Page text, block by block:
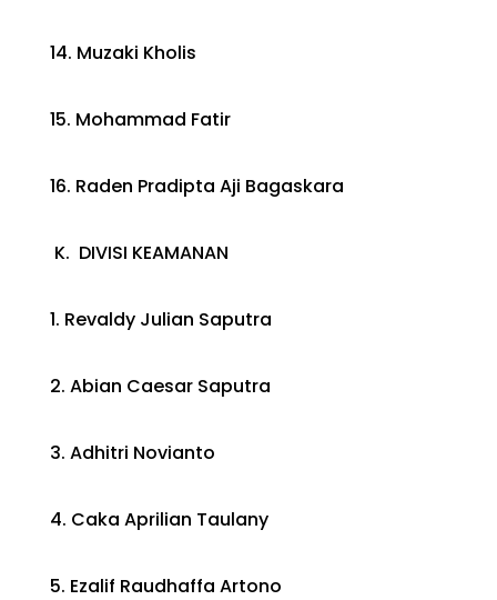
14. Muzaki Kholis
15. Mohammad Fatir
16. Raden Pradipta Aji Bagaskara
K. DIVISI KEAMANAN
1. Revaldy Julian Saputra
2. Abian Caesar Saputra
3. Adhitri Novianto
4. Caka Aprilian Taulany
5. Ezalif Raudhaffa Artono